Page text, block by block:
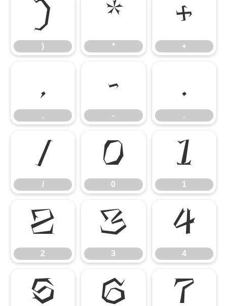
)
)
*
*
+
+
,
,
-
-
.
.
/
/
0
0
1
1
2
2
3
3
4
4
5 6 7